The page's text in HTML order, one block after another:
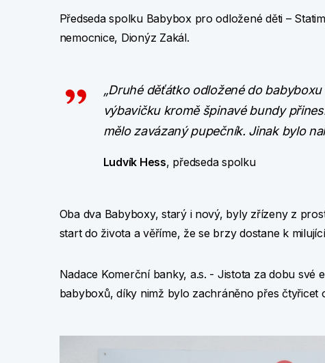
Předseda spolku Babybox pro odložené děti –
nemocnice, Dionýz Zakál.
„Druhé děťátko odložené do
výbavičku kromě špinavé bundy
mělo zavázaný pupečník. Jinak bylo
Ludvík Hess, předseda spolku
Oba dva Babyboxy, starý i nový, byly zřízeny z
start do života a věříme, že se brzy dostane k
Nadace Komerční banky, a.s. - Jistota za dobu své
babyboxů, díky nimž bylo zachráněno přes čtyřicet